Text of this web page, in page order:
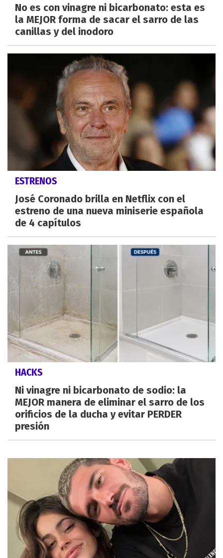
No es con vinagre ni bicarbonato: esta es
la MEJOR forma de sacar el sarro de las
canillas y del inodoro
ESTRENOS
José Coronado brilla en Netflix con el
estreno de una nueva miniserie española
de 4 capítulos
HACKS
Ni vinagre ni bicarbonato de sodio: la
MEJOR manera de eliminar el sarro de los
orificios de la ducha y evitar PERDER
presión